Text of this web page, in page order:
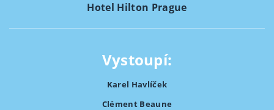
Hotel Hilton Prague
Vystoupí:
Karel Havlíček
Clément Beaune